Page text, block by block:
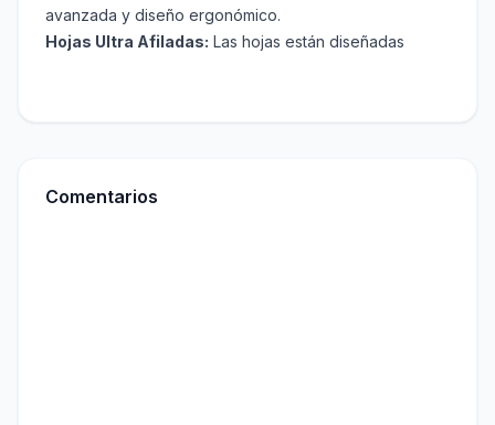
avanzada y diseño ergonómico.
Hojas Ultra Afiladas: Las hojas están diseñadas
Comentarios